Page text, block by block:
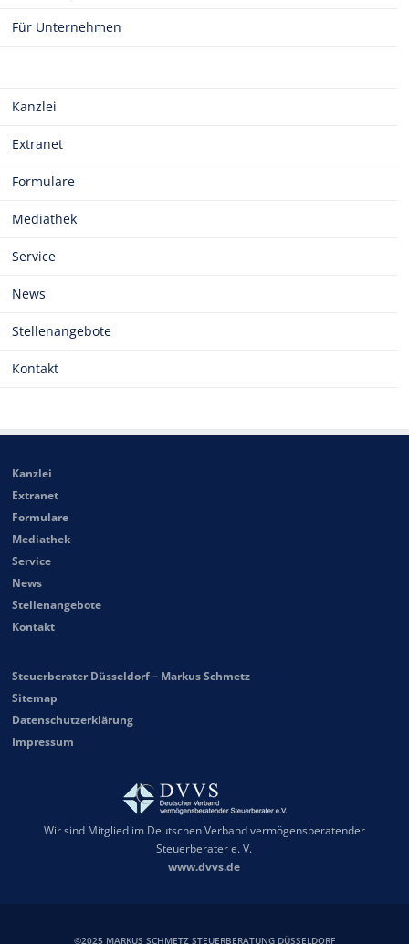
Für Unternehmen
Kanzlei
Extranet
Formulare
Mediathek
Service
News
Stellenangebote
Kontakt
Kanzlei
Extranet
Formulare
Mediathek
Service
News
Stellenangebote
Kontakt
Steuerberater Düsseldorf – Markus Schmetz
Sitemap
Datenschutzerklärung
Impressum
Wir sind Mitglied im Deutschen Verband vermögensberatender
Steuerberater e. V.
www.dvvs.de
©2025 MARKUS SCHMETZ STEUERBERATUNG DÜSSELDORF